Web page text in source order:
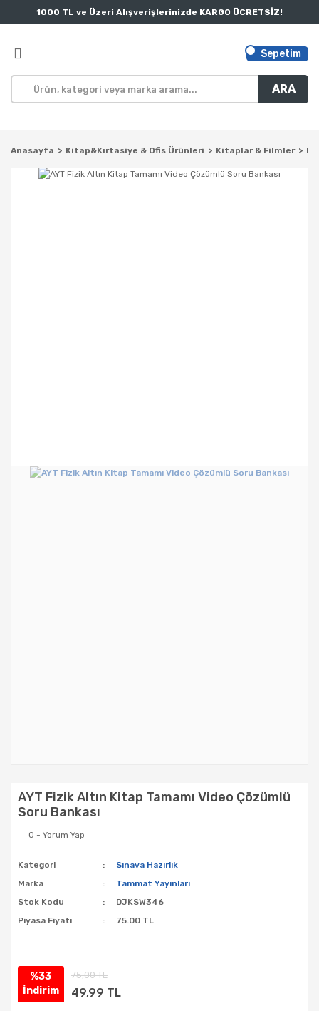
1000 TL ve Üzeri Alışverişlerinizde KARGO ÜCRETSİZ!
ARA
Sepetim
Anasayfa Kitap&Kırtasiye & Ofis Ürünleri Kitaplar & Filmler
AYT Fizik Altın Kitap Tamamı Video Çözümlü
Soru Bankası
0 - Yorum Yap
Kategori
Sınava Hazırlık
Marka
Tammat Yayınları
Stok Kodu
DJKSW346
Piyasa Fiyatı
75.00 TL
%33
İndirim
75,00 TL
49,99 TL